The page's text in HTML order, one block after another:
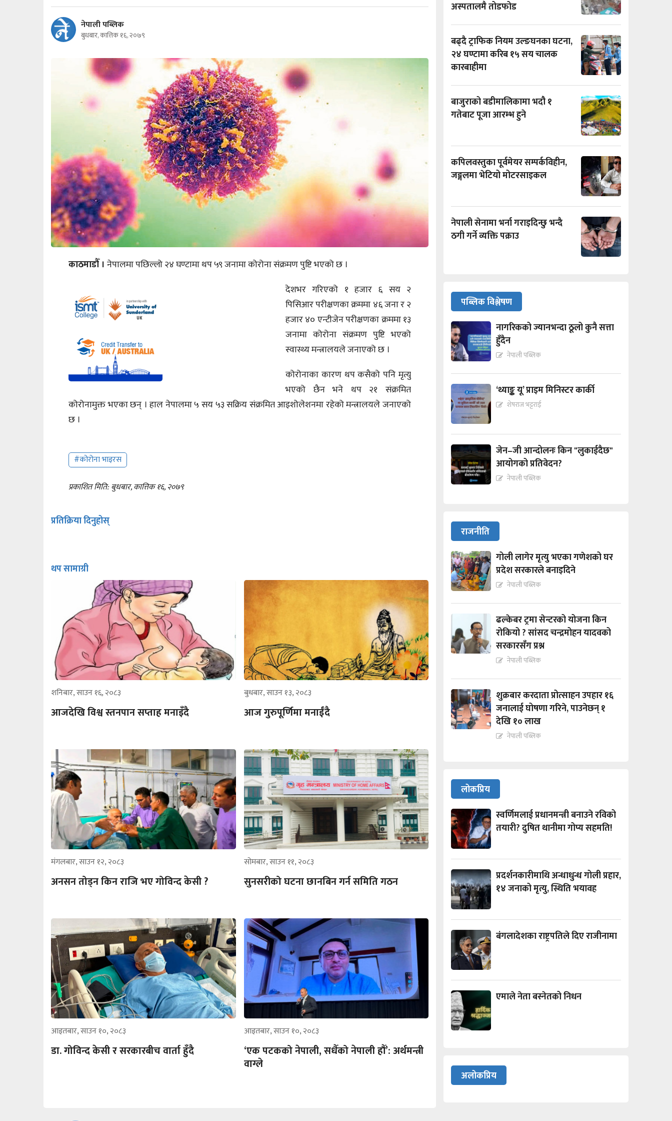
नेपाली पब्लिक
बुधबार, कात्तिक १६, २०७९
काठमाडौँ । नेपालमा पछिल्लो २४ घण्टामा थप ५९ जनामा कोरोना संक्रमण पुष्टि भएको छ ।
देशभर गरिएको १ हजार ६ सय २
पिसिआर परीक्षणका क्रममा ४६ जना र २
हजार ४० एन्टीजेन परीक्षणका क्रममा १३
जनामा कोरोना संक्रमण पुष्टि भएको
स्वास्थ्य मन्त्रालयले जनाएको छ ।
कोरोनाका कारण थप कसैको पनि मृत्यु
भएको छैन भने थप २१ संक्रमित
कोरोनामुक्त भएका छन् । हाल नेपालमा ५ सय ५३ सक्रिय संक्रमित आइशोलेशनमा रहेको मन्त्रालयले जनाएको
छ ।
#कोरोना भाइरस
प्रकाशित मिति: बुधबार, कात्तिक १६, २०७९
प्रतिक्रिया दिनुहोस्
थप सामाग्री
शनिबार, साउन १६, २०८३
आजदेखि विश्व स्तनपान सप्ताह मनाइँदै
बुधबार, साउन १३, २०८३
आज गुरुपूर्णिमा मनाईँदै
मंगलबार, साउन १२, २०८३
अनसन तोड्न किन राजि भए गोविन्द केसी ?
सोमबार, साउन ११, २०८३
सुनसरीको घटना छानबिन गर्न समिति गठन
आइतबार, साउन १०, २०८३
डा. गोविन्द केसी र सरकारबीच वार्ता हुँदै
आइतबार, साउन १०, २०८३
‘एक पटकको नेपाली, सधैँको नेपाली हौँ’: अर्थमन्त्री
वाग्ले
अस्पतालमै तोडफोड
बढ्दै ट्राफिक नियम उल्ङघनका घटना,
२४ घण्टामा करिब १५ सय चालक
कारबाहीमा
बाजुराको बडीमालिकामा भदौ १
गतेबाट पूजा आरम्भ हुने
कपिलवस्तुका पूर्वमेयर सम्पर्कविहीन,
जङ्गलमा भेटियो मोटरसाइकल
नेपाली सेनामा भर्ना गराइदिन्छु भन्दै
ठगी गर्ने व्यक्ति पक्राउ
पब्लिक विश्लेषण
नागरिकको ज्यानभन्दा ठूलो कुनै सत्ता
हुँदैन
नेपाली पब्लिक
‘थ्याङ्क यू’ प्राइम मिनिस्टर कार्की
शेषराज भट्टराई
जेन–जी आन्दोलनः किन "लुकाईदैछ"
आयोगको प्रतिवेदन?
नेपाली पब्लिक
राजनीति
गोली लागेर मृत्यु भएका गणेशको घर
प्रदेश सरकारले बनाइदिने
नेपाली पब्लिक
ढल्केबर ट्रमा सेन्टरको योजना किन
रोकियो ? सांसद चन्द्रमोहन यादवको
सरकारसँग प्रश्न
नेपाली पब्लिक
शुक्रबार करदाता प्रोत्साहन उपहार १६
जनालाई घोषणा गरिने, पाउनेछन् १
देखि १० लाख
नेपाली पब्लिक
लोकप्रिय
स्वर्णिमलाई प्रधानमन्त्री बनाउने रविको
तयारी? दुषित थानीमा गोप्य सहमति!
प्रदर्शनकारीमाथि अन्धाधुन्ध गोली प्रहार,
१४ जनाको मृत्यु, स्थिति भयावह
बंगलादेशका राष्ट्रपतिले दिए राजीनामा
एमाले नेता बस्नेतको निधन
अलोकप्रिय